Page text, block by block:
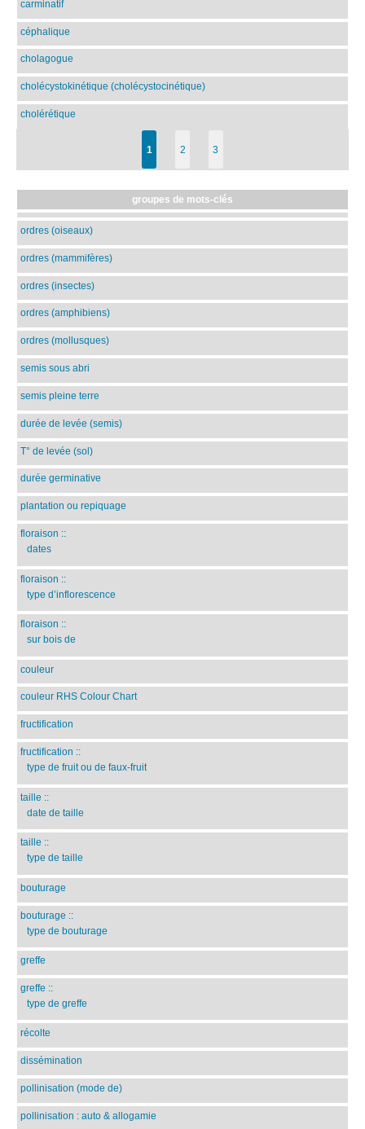
carminatif
céphalique
cholagogue
cholécystokinétique (cholécystocinétique)
cholérétique
1 2 3
groupes de mots-clés
ordres (oiseaux)
ordres (mammifères)
ordres (insectes)
ordres (amphibiens)
ordres (mollusques)
semis sous abri
semis pleine terre
durée de levée (semis)
T° de levée (sol)
durée germinative
plantation ou repiquage
floraison ::
dates
floraison ::
type d’inflorescence
floraison ::
sur bois de
couleur
couleur RHS Colour Chart
fructification
fructification ::
type de fruit ou de faux-fruit
taille ::
date de taille
taille ::
type de taille
bouturage
bouturage ::
type de bouturage
greffe
greffe ::
type de greffe
récolte
dissémination
pollinisation (mode de)
pollinisation : auto & allogamie